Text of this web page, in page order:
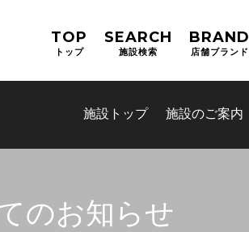
TOP
トップ
SEARCH
施設検索
BRAND
店舗ブランド
施設トップ 施設のご案内
のお知らせ